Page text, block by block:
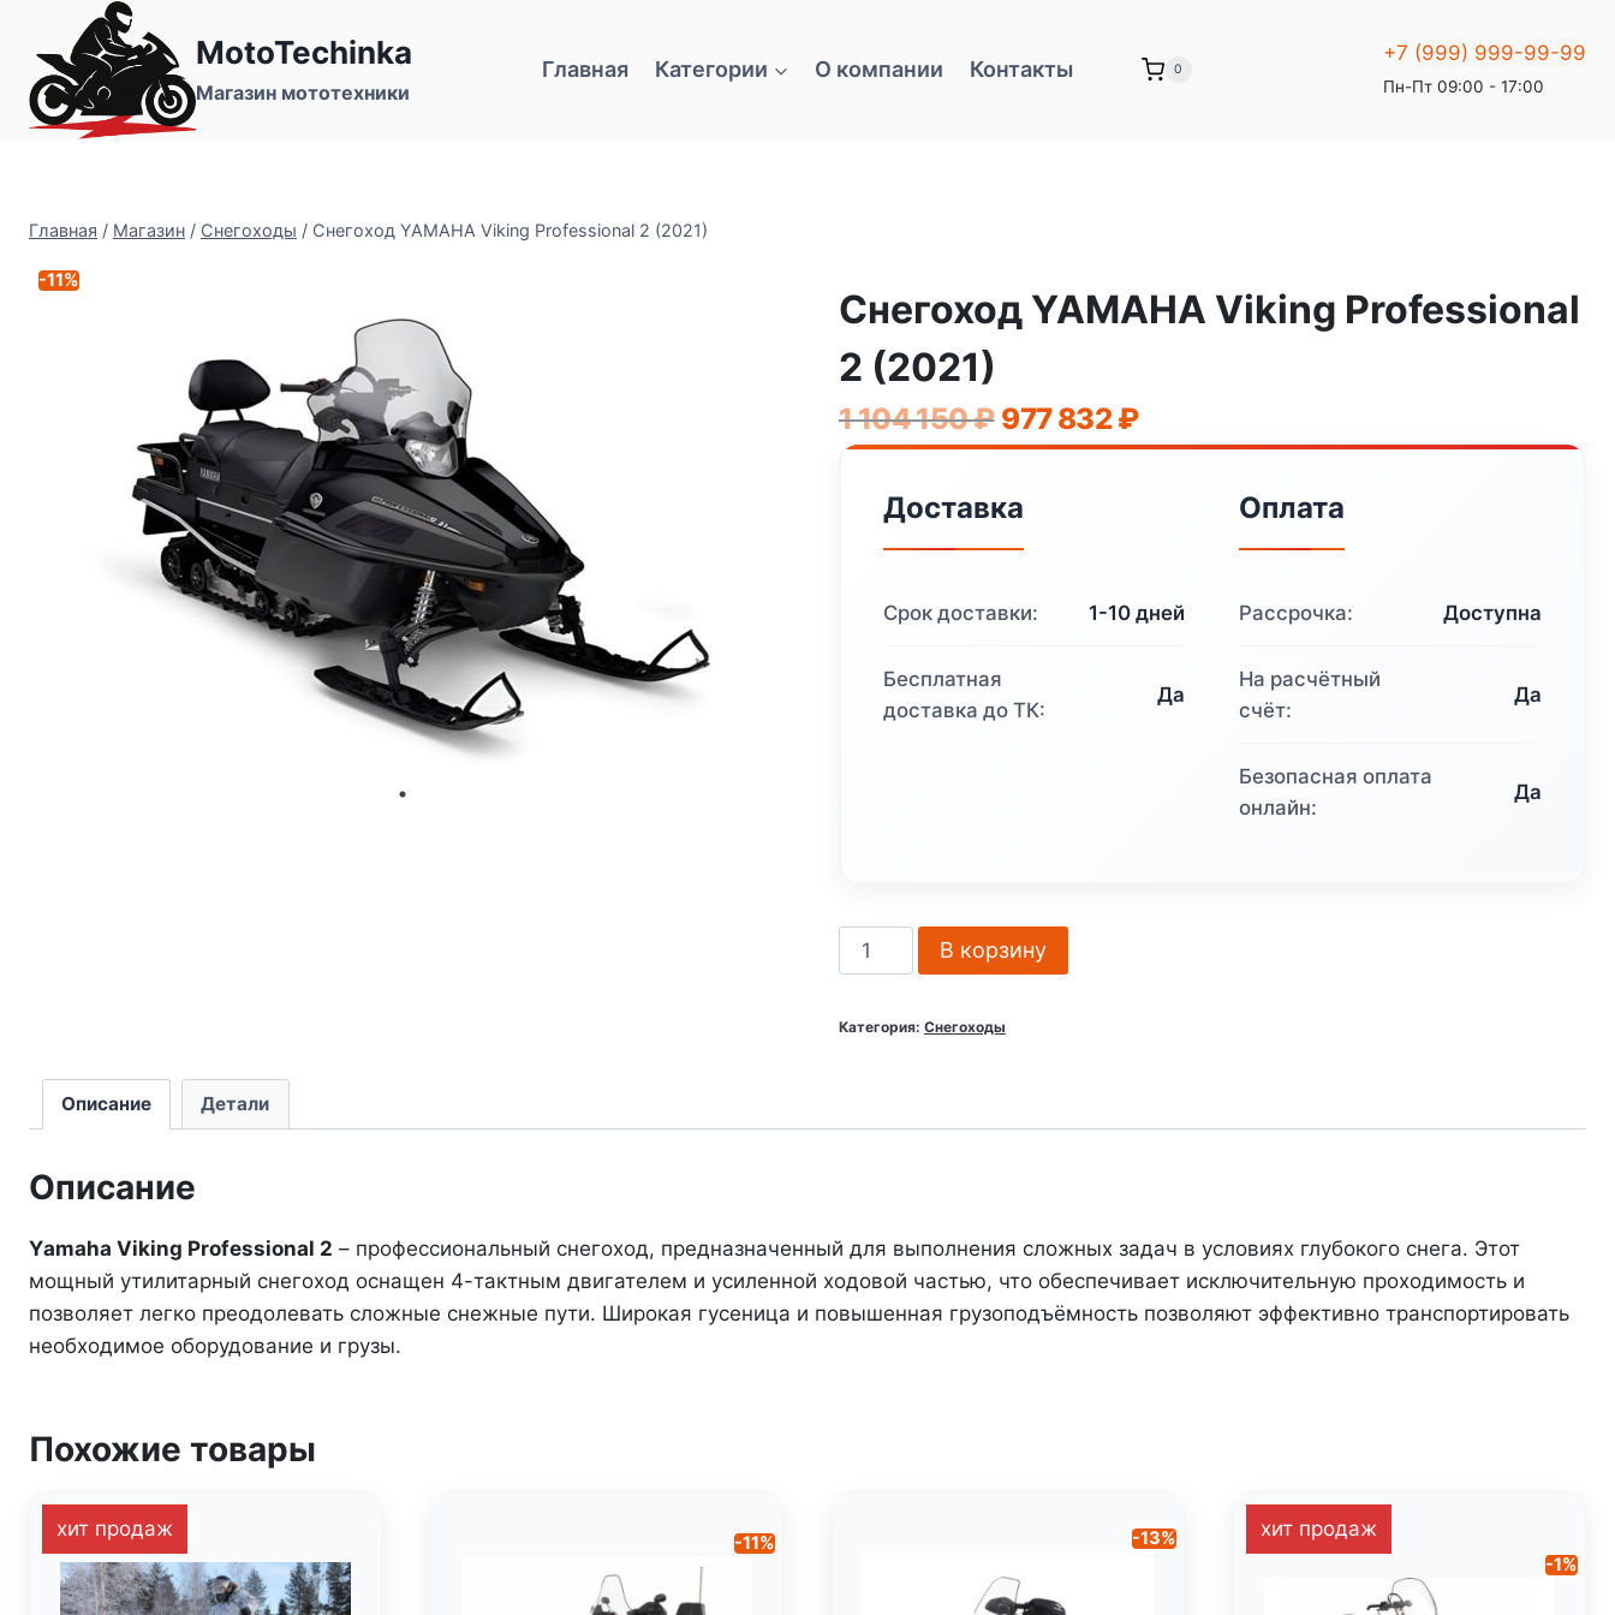
содержимому
MotoTechinka
Магазин мототехники
Главная Категории О компании Контакты 0
+7 (999) 999-99-99
Пн-Пт 09:00 - 17:00
Главная / Магазин / Снегоходы / Снегоход YAMAHA Viking Professional 2 (2021)
-11%
Снегоход YAMAHA Viking Professional
2 (2021)
1 104 150₽ Первоначальная
цена
составляла
150 ₽.
977 832₽Текущая
цена:
Доставка
Срок доставки: 1-10 дней
Бесплатная
доставка до ТК:
Да
Оплата
Рассрочка: Доступна
На расчётный
счёт:
Да
Безопасная оплата
онлайн:
Да
Количество
товара
YAMAHA
2
В корзину
Категория: Снегоходы
Описание Детали
Описание
Yаmаhа Viking Рrоfеssiоnаl 2 – профессиональный снегоход, предназначенный для выполнения сложных задач в условиях глубокого снега. Этот
мощный утилитарный снегоход оснащен 4-тактным двигателем и усиленной ходовой частью, что обеспечивает исключительную проходимость и
позволяет легко преодолевать сложные снежные пути. Широкая гусеница и повышенная грузоподъёмность позволяют эффективно транспортировать
необходимое оборудование и грузы.
Похожие товары
хит продаж
-11% -13% хит продаж
-1%